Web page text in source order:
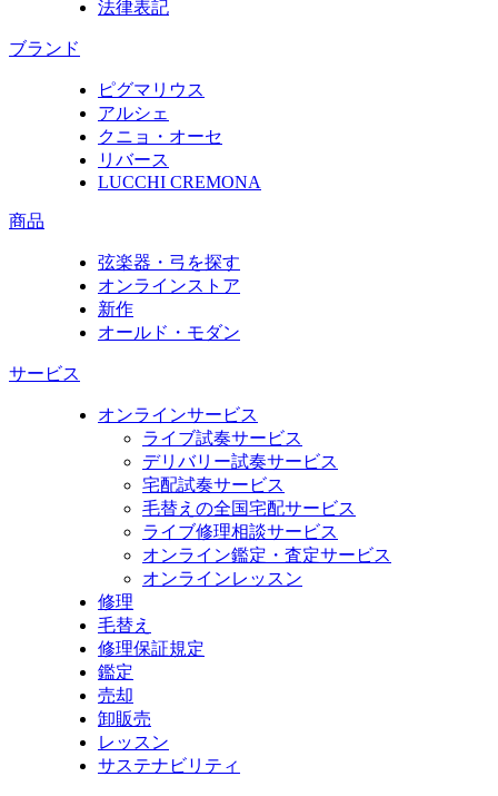
法律表記
ブランド
ピグマリウス
アルシェ
クニョ・オーセ
リバース
LUCCHI CREMONA
商品
弦楽器・弓を探す
オンラインストア
新作
オールド・モダン
サービス
オンラインサービス
ライブ試奏サービス
デリバリー試奏サービス
宅配試奏サービス
毛替えの全国宅配サービス
ライブ修理相談サービス
オンライン鑑定・査定サービス
オンラインレッスン
修理
毛替え
修理保証規定
鑑定
売却
卸販売
レッスン
サステナビリティ